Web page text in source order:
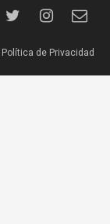
Política de Privacidad